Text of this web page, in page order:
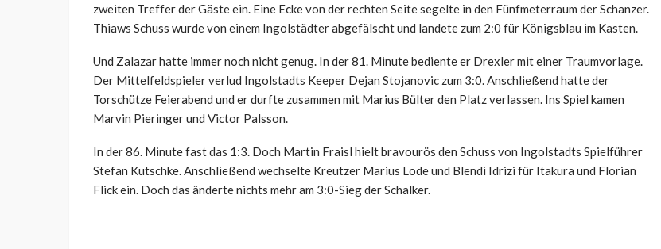
zweiten Treffer der Gäste ein. Eine Ecke von der rechten Seite segelte in den Fünfmeterraum der Schanzer.
Thiaws Schuss wurde von einem Ingolstädter abgefälscht und landete zum 2:0 für Königsblau im Kasten.
Und Zalazar hatte immer noch nicht genug. In der 81. Minute bediente er Drexler mit einer Traumvorlage.
Der Mittelfeldspieler verlud Ingolstadts Keeper Dejan Stojanovic zum 3:0. Anschließend hatte der
Torschütze Feierabend und er durfte zusammen mit Marius Bülter den Platz verlassen. Ins Spiel kamen
Marvin Pieringer und Victor Palsson.
In der 86. Minute fast das 1:3. Doch Martin Fraisl hielt bravourös den Schuss von Ingolstadts Spielführer
Stefan Kutschke. Anschließend wechselte Kreutzer Marius Lode und Blendi Idrizi für Itakura und Florian
Flick ein. Doch das änderte nichts mehr am 3:0-Sieg der Schalker.